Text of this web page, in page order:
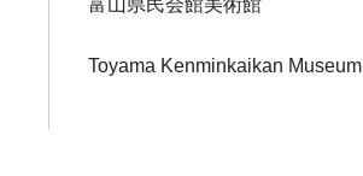
富山県民会館美術館
Toyama Kenminkaikan